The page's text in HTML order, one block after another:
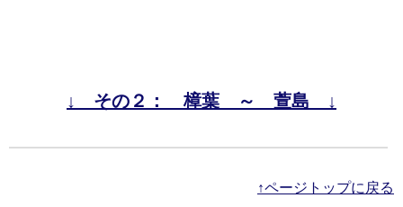
↓ その２： 樟葉 ～ 萱島 ↓
↑ページトップに戻る